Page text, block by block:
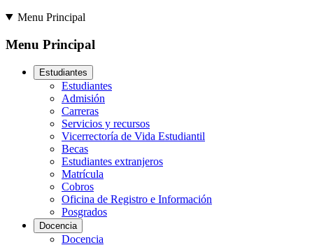
Menu Principal
Menu Principal
Estudiantes
Estudiantes
Admisión
Carreras
Servicios y recursos
Vicerrectoría de Vida Estudiantil
Becas
Estudiantes extranjeros
Matrícula
Cobros
Oficina de Registro e Información
Posgrados
Docencia
Docencia